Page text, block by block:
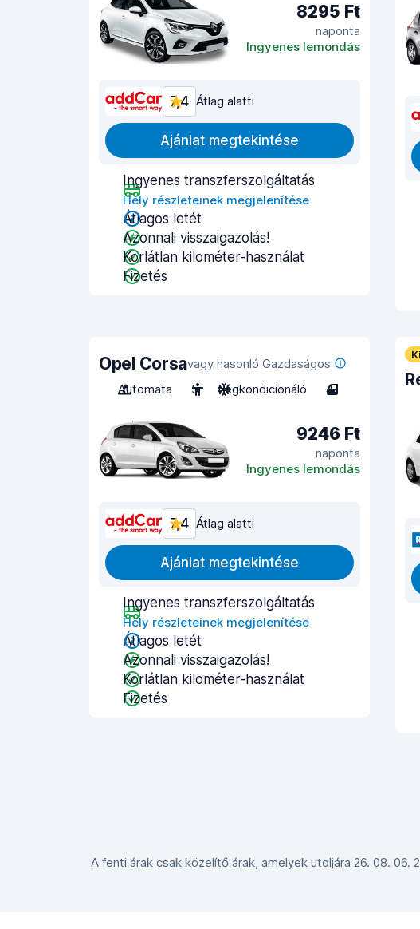
8295 Ft
naponta
Ingyenes lemondás
7,4 Átlag alatti
Ajánlat megtekintése
Ingyenes transzferszolgáltatás
Hely részleteinek megjelenítése
Átlagos letét
Azonnali visszaigazolás!
Korlátlan kilométer-használat
Fizetés
Opel Corsavagy hasonló Gazdaságos
Automata
5 Légkondicionáló 4
9246 Ft
naponta
Ingyenes lemondás
7,4 Átlag alatti
Ajánlat megtekintése
Ingyenes transzferszolgáltatás
Hely részleteinek megjelenítése
Átlagos letét
Azonnali visszaigazolás!
Korlátlan kilométer-használat
Fizetés
A fenti árak csak közelítő árak, amelyek utoljára 26. 08.